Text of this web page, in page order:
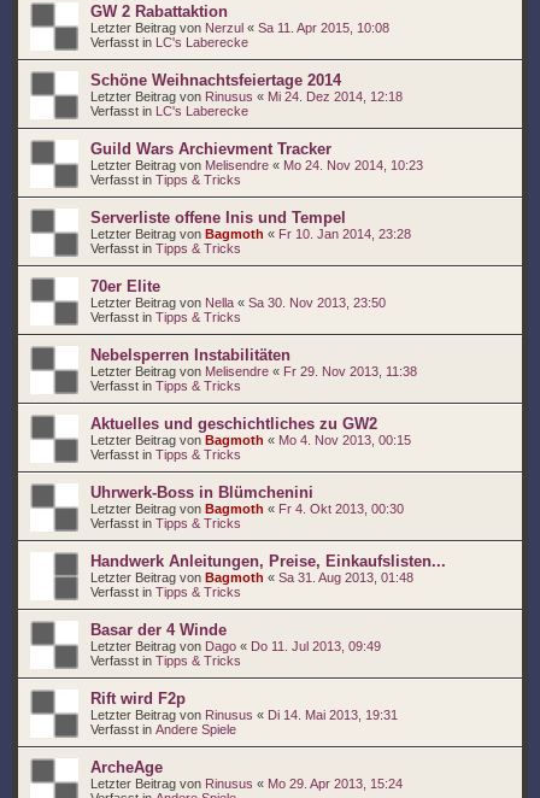
GW 2 Rabattaktion
Letzter Beitrag von Nerzul « Sa 11. Apr 2015, 10:08
Verfasst in LC's Laberecke
Schöne Weihnachtsfeiertage 2014
Letzter Beitrag von Rinusus « Mi 24. Dez 2014, 12:18
Verfasst in LC's Laberecke
Guild Wars Archievment Tracker
Letzter Beitrag von Melisendre « Mo 24. Nov 2014, 10:23
Verfasst in Tipps & Tricks
Serverliste offene Inis und Tempel
Letzter Beitrag von Bagmoth « Fr 10. Jan 2014, 23:28
Verfasst in Tipps & Tricks
70er Elite
Letzter Beitrag von Nella « Sa 30. Nov 2013, 23:50
Verfasst in Tipps & Tricks
Nebelsperren Instabilitäten
Letzter Beitrag von Melisendre « Fr 29. Nov 2013, 11:38
Verfasst in Tipps & Tricks
Aktuelles und geschichtliches zu GW2
Letzter Beitrag von Bagmoth « Mo 4. Nov 2013, 00:15
Verfasst in Tipps & Tricks
Uhrwerk-Boss in Blümchenini
Letzter Beitrag von Bagmoth « Fr 4. Okt 2013, 00:30
Verfasst in Tipps & Tricks
Handwerk Anleitungen, Preise, Einkaufslisten...
Letzter Beitrag von Bagmoth « Sa 31. Aug 2013, 01:48
Verfasst in Tipps & Tricks
Basar der 4 Winde
Letzter Beitrag von Dago « Do 11. Jul 2013, 09:49
Verfasst in Tipps & Tricks
Rift wird F2p
Letzter Beitrag von Rinusus « Di 14. Mai 2013, 19:31
Verfasst in Andere Spiele
ArcheAge
Letzter Beitrag von Rinusus « Mo 29. Apr 2013, 15:24